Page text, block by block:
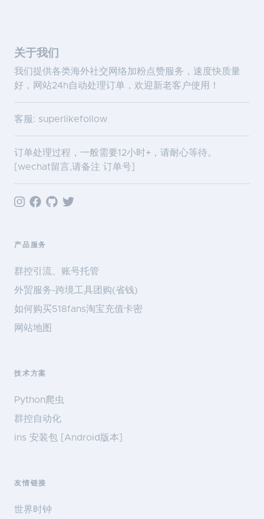
关于我们
我们提供各类海外社交网络加粉点赞服务，速度快质量
好，网站24h自动处理订单，欢迎新老客户使用！
客服: superlikefollow
订单处理过程，一般需要12小时+，请耐心等待。
[wechat留言,请备注 订单号]
产品服务
群控引流、账号托管
外贸服务-跨境工具团购(省钱)
如何购买518fans淘宝充值卡密
网站地图
技术方案
Python爬虫
群控自动化
ins 安装包 [Android版本]
友情链接
世界时钟